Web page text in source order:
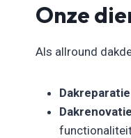
Onze
Als allround
Dakreparatie
Dakrenovatie